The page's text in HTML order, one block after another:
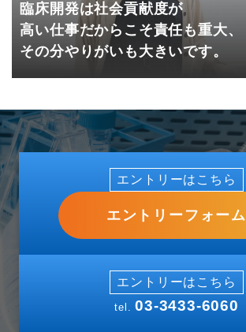
臨床開発は社会貢献度が
高い仕事だからこそ責任も重大、
その分やりがいも大きいです。
エントリーはこちら
エントリーフォーム
エントリーはこちら
tel. 03-3433-6060